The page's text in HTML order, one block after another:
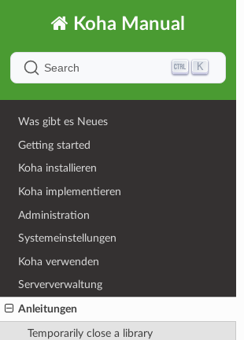
Koha Manual
Search K
Was gibt es Neues
Getting started
Koha installieren
Koha implementieren
Administration
Systemeinstellungen
Koha verwenden
Serververwaltung
Anleitungen
Temporarily close a library